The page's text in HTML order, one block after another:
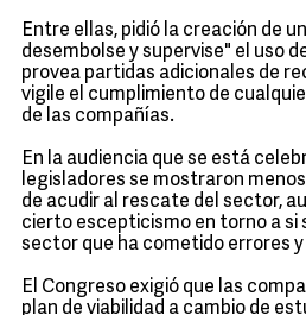
Entre ellas, pidió la creación de
desembolse y supervise" el uso
provea partidas adicionales de
vigile el cumplimiento de
de las compañías.
En la audiencia que se está
legisladores se mostraron
de acudir al rescate del sector,
cierto escepticismo en torno a si
sector que ha cometido errores y
El Congreso exigió que las
plan de viabilidad a cambio de